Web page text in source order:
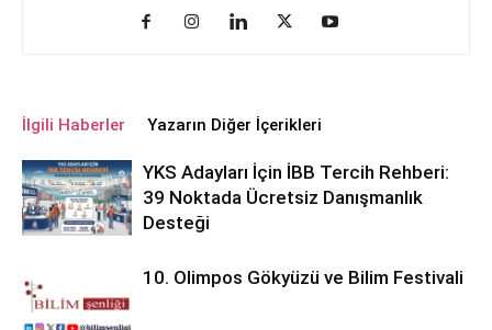
İlgili Haberler Yazarın Diğer İçerikleri
YKS Adayları İçin İBB Tercih Rehberi:
39 Noktada Ücretsiz Danışmanlık
Desteği
10. Olimpos Gökyüzü ve Bilim Festivali